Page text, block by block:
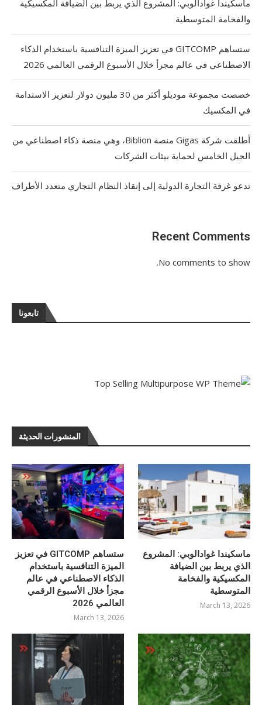
ماسكيندا غوادالوبي: المشروع الذي يربط بين الضيافة المكسيكية
والفخامة المتوسطية
ستساهم GITCOMP في تعزيز الميزة التنافسية باستخدام الذكاء
الاصطناعي في عالم مجزأ خلال الأسبوع الرقمي العالمي 2026
خصصت مجموعة موديلو أكثر من 30 مليون دولار لتعزيز الاستدامة
في المكسيك
أطلقت شركة Gigas منصة Biblion، وهي منصة ذكاء اصطناعي من
الجيل الخامس لحماية بيئات الشركات
تدعو غرفة التجارة الدولية إلى إنقاذ النظام التجاري متعدد الأطراف
Recent Comments
No comments to show.
تابعونا
المنشورات الحديثة
ماسكيندا غوادالوبي: المشروع
الذي يربط بين الضيافة
المكسيكية والفخامة
المتوسطية
March 13, 2026
ستساهم GITCOMP في تعزيز
الميزة التنافسية باستخدام
الذكاء الاصطناعي في عالم
مجزأ خلال الأسبوع الرقمي
العالمي 2026
March 13, 2026